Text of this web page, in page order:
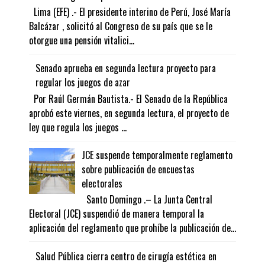
Lima (EFE) .- El presidente interino de Perú, José María
Balcázar , solicitó al Congreso de su país que se le
otorgue una pensión vitalici...
Senado aprueba en segunda lectura proyecto para
regular los juegos de azar
Por Raúl Germán Bautista.- El Senado de la República
aprobó este viernes, en segunda lectura, el proyecto de
ley que regula los juegos ...
JCE suspende temporalmente reglamento
sobre publicación de encuestas
electorales
Santo Domingo .– La Junta Central
Electoral (JCE) suspendió de manera temporal la
aplicación del reglamento que prohíbe la publicación de...
Salud Pública cierra centro de cirugía estética en